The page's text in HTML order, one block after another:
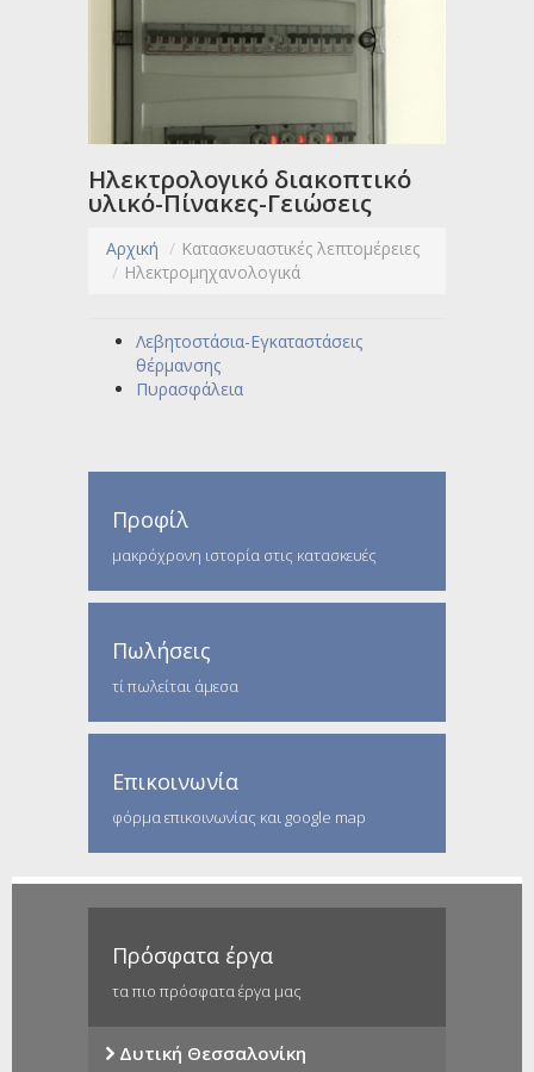
Ηλεκτρολογικό διακοπτικό
υλικό-Πίνακες-Γειώσεις
Αρχική / Κατασκευαστικές λεπτομέρειες
/ Ηλεκτρομηχανολογικά
Λεβητοστάσια-Εγκαταστάσεις
θέρμανσης
Πυρασφάλεια
Προφίλ
μακρόχρονη ιστορία στις κατασκευές
Πωλήσεις
τί πωλείται άμεσα
Επικοινωνία
φόρμα επικοινωνίας και google map
Πρόσφατα έργα
τα πιο πρόσφατα έργα μας
Δυτική Θεσσαλονίκη